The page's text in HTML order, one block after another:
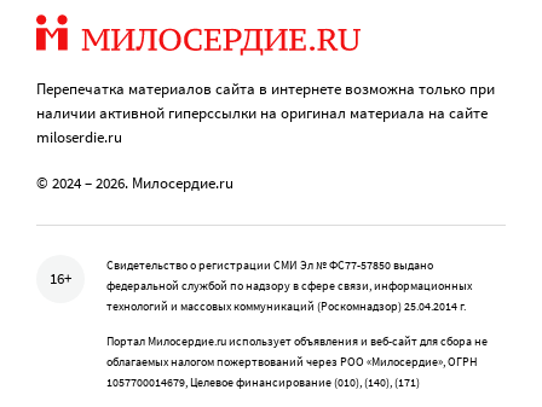
Перепечатка материалов сайта в интернете возможна только при
наличии активной гиперссылки на оригинал материала на сайте
miloserdie.ru
© 2024 – 2026. Милосердие.ru
16+
Свидетельство о регистрации СМИ Эл № ФС77-57850 выдано
федеральной службой по надзору в сфере связи, информационных
технологий и массовых коммуникаций (Роскомнадзор) 25.04.2014 г.
Портал Милосердие.ru использует объявления и веб-сайт для сбора не
облагаемых налогом пожертвований через РОО «Милосердие», ОГРН
1057700014679, Целевое финансирование (010), (140), (171)